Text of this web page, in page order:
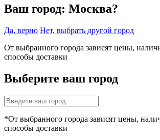
Ваш город: Москва?
Да, верно Нет, выбрать другой город
От выбранного города зависят цены,
способы доставки
Выберите ваш город
*От выбранного города зависят цены,
способы доставки